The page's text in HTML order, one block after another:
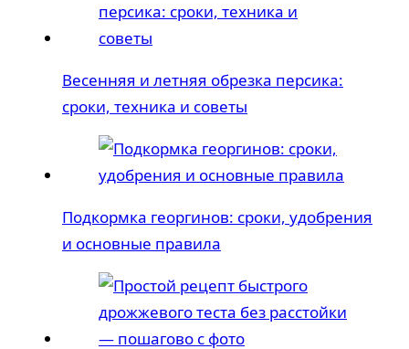
Весенняя и летняя обрезка персика:
сроки, техника и советы
Подкормка георгинов: сроки, удобрения
и основные правила